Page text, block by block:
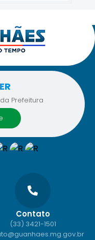
Prefeitura
Contato
(33) 3421-1501